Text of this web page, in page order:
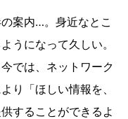
案内…。身近なとこ
うになって久しい。
では、ネットワーク
り「ほしい情報を、
することができるよ